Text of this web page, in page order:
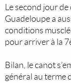
Le second jour
Guadeloupe a
conditions
pour arriver à la
Bilan, le canot
général au terme